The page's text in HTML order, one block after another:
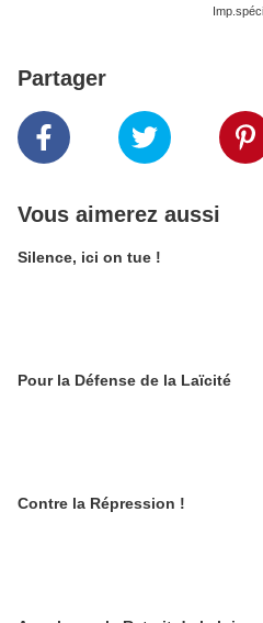
Partager
Vous aimerez aussi
Silence, ici on tue !
Pour la Défense de la Laïcité
Contre la Répression !